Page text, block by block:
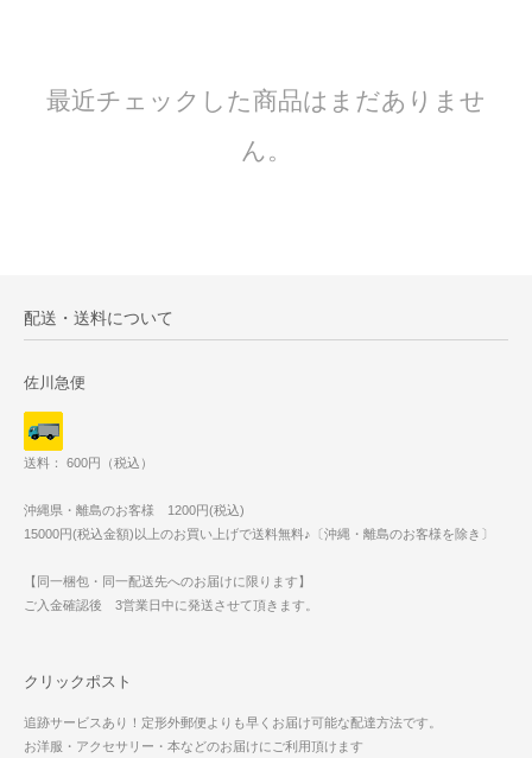
最近チェックした商品はまだありませ
ん。
配送・送料について
佐川急便
送料： 600円（税込）
沖縄県・離島のお客様 1200円(税込)
15000円(税込金額)以上のお買い上げで送料無料♪〔沖縄・離島のお客様を除き〕
【同一梱包・同一配送先へのお届けに限ります】
ご入金確認後 3営業日中に発送させて頂きます。
クリックポスト
追跡サービスあり！定形外郵便よりも早くお届け可能な配達方法です。
お洋服・アクセサリー・本などのお届けにご利用頂けます